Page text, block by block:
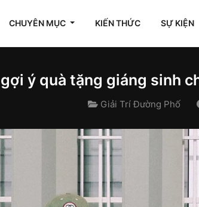
CHUYÊN MỤC KIẾN THỨC SỰ KIỆN
ý quà tặng giáng sinh
Giải Trí Đường Phố